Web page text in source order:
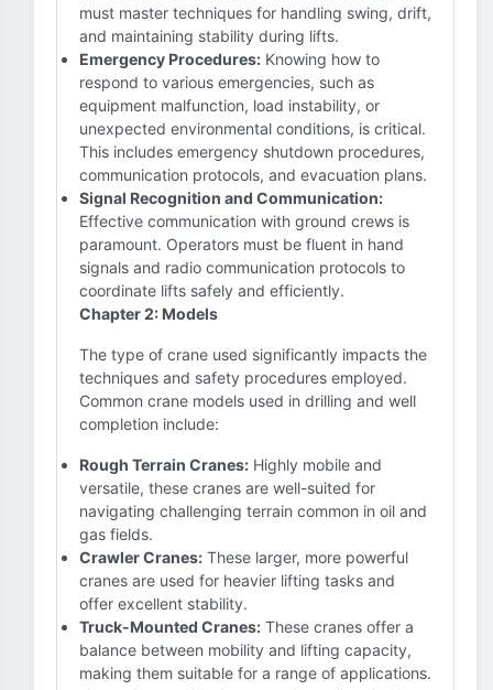
must master techniques for handling swing, drift,
and maintaining stability during lifts.
Emergency Procedures: Knowing how to
respond to various emergencies, such as
equipment malfunction, load instability, or
unexpected environmental conditions, is critical.
This includes emergency shutdown procedures,
communication protocols, and evacuation plans.
Signal Recognition and Communication:
Effective communication with ground crews is
paramount. Operators must be fluent in hand
signals and radio communication protocols to
coordinate lifts safely and efficiently.
Chapter 2: Models
The type of crane used significantly impacts the
techniques and safety procedures employed.
Common crane models used in drilling and well
completion include:
Rough Terrain Cranes: Highly mobile and
versatile, these cranes are well-suited for
navigating challenging terrain common in oil and
gas fields.
Crawler Cranes: These larger, more powerful
cranes are used for heavier lifting tasks and
offer excellent stability.
Truck-Mounted Cranes: These cranes offer a
balance between mobility and lifting capacity,
making them suitable for a range of applications.